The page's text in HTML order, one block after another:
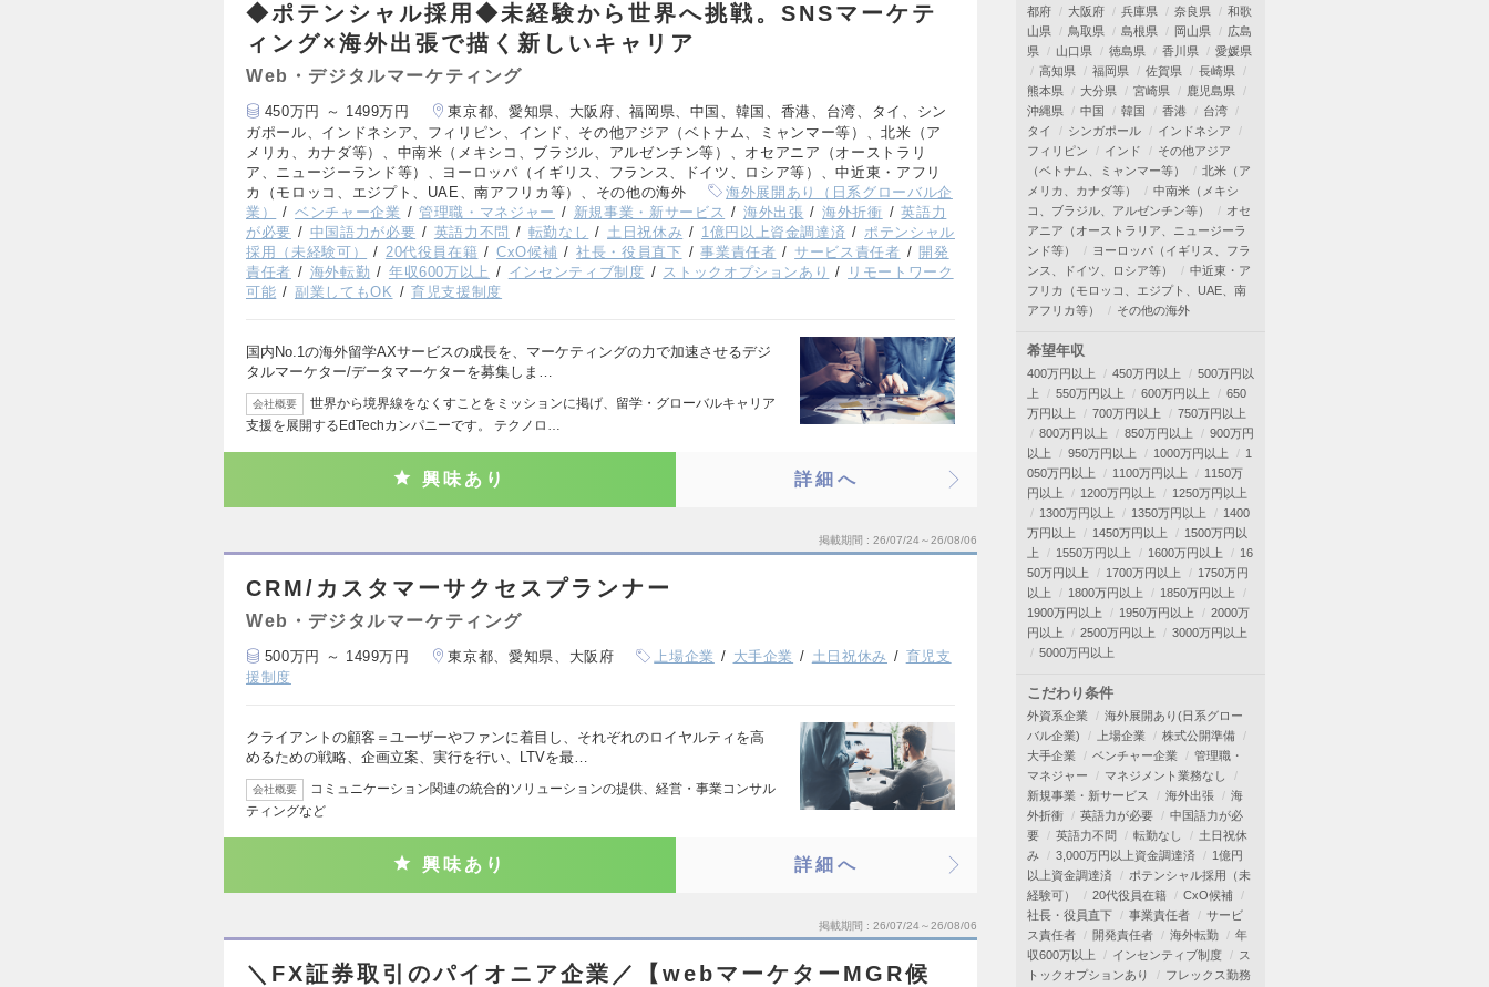
◆ポテンシャル採用◆未経験から世界へ挑戦。SNSマーケテ
ィング×海外出張で描く新しいキャリア
Web・デジタルマーケティング
450万円 ～ 1499万円
東京都、愛知県、大阪府、福岡県、中国、韓国、香港、台湾、タイ、シン
ガポール、インドネシア、フィリピン、インド、その他アジア（ベトナム、ミャンマー等）、北米（ア
メリカ、カナダ等）、中南米（メキシコ、ブラジル、アルゼンチン等）、オセアニア（オーストラリ
ア、ニュージーランド等）、ヨーロッパ（イギリス、フランス、ドイツ、ロシア等）、中近東・アフリ
カ（モロッコ、エジプト、UAE、南アフリカ等）、その他の海外
海外展開あり（日系グローバル企
業）
ベンチャー企業 管理職・マネジャー 新規事業・新サービス 海外出張 海外折衝
英語力
が必要
中国語力が必要 英語力不問 転勤なし 土日祝休み 1億円以上資金調達済
ポテンシャル
採用（未経験可）
20代役員在籍 CxO候補 社長・役員直下 事業責任者 サービス責任者
開発
責任者
海外転勤 年収600万以上 インセンティブ制度 ストックオプションあり
リモートワーク
可能
副業してもOK 育児支援制度
国内No.1の海外留学AXサービスの成長を、マーケティングの力で加速させるデジ
タルマーケター/データマーケターを募集しま…
会社概要
世界から境界線をなくすことをミッションに掲げ、留学・グローバルキャリア
支援を展開するEdTechカンパニーです。 テクノロ…
興味あり 詳細へ
掲載期間 26/07/24～26/08/06
CRM/カスタマーサクセスプランナー
Web・デジタルマーケティング
500万円 ～ 1499万円 東京都、愛知県、大阪府 上場企業 大手企業 土日祝休み
育児支
援制度
クライアントの顧客＝ユーザーやファンに着目し、それぞれのロイヤルティを高
めるための戦略、企画立案、実行を行い、LTVを最…
会社概要
コミュニケーション関連の統合的ソリューションの提供、経営・事業コンサル
ティングなど
興味あり 詳細へ
掲載期間 26/07/24～26/08/06
＼FX証券取引のパイオニア企業／【webマーケターMGR候
都府
大阪府 兵庫県 奈良県
和歌
山県
鳥取県 島根県 岡山県
広島
県
山口県 徳島県 香川県
愛媛県
高知県
福岡県 佐賀県
長崎県
熊本県
大分県 宮崎県
鹿児島県
沖縄県
中国 韓国 香港
台湾
タイ
シンガポール
インドネシア
フィリピン
インド
その他アジア
（ベトナム、ミャンマー等）
北米（ア
メリカ、カナダ等）
中南米（メキシ
コ、ブラジル、アルゼンチン等）
オセ
アニア（オーストラリア、ニュージーラ
ンド等）
ヨーロッパ（イギリス、フラ
ンス、ドイツ、ロシア等）
中近東・ア
フリカ（モロッコ、エジプト、UAE、南
アフリカ等）
その他の海外
希望年収
400万円以上 450万円以上
500万円以
上
550万円以上 600万円以上
650
万円以上
700万円以上
750万円以上
800万円以上
850万円以上
900万円
以上
950万円以上 1000万円以上
1
050万円以上
1100万円以上
1150万
円以上
1200万円以上
1250万円以上
1300万円以上
1350万円以上
1400
万円以上
1450万円以上
1500万円以
上
1550万円以上 1600万円以上
16
50万円以上
1700万円以上
1750万円
以上
1800万円以上
1850万円以上
1900万円以上
1950万円以上
2000万
円以上
2500万円以上
3000万円以上
5000万円以上
こだわり条件
外資系企業
海外展開あり(日系グロー
バル企業)
上場企業
株式公開準備
大手企業
ベンチャー企業
管理職・
マネジャー
マネジメント業務なし
新規事業・新サービス
海外出張
海
外折衝
英語力が必要
中国語力が必
要
英語力不問 転勤なし
土日祝休
み
3,000万円以上資金調達済
1億円
以上資金調達済
ポテンシャル採用（未
経験可）
20代役員在籍
CxO候補
社長・役員直下
事業責任者
サービ
ス責任者
開発責任者 海外転勤
年
収600万以上
インセンティブ制度
ス
トックオプションあり
フレックス勤務